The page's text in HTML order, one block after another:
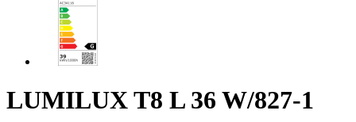
LUMILUX T8 L 36 W/827-1